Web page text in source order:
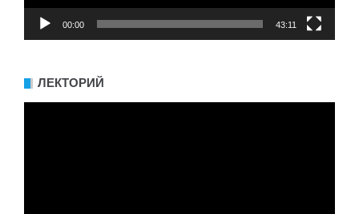
00:00 43:11
ЛЕКТОРИЙ